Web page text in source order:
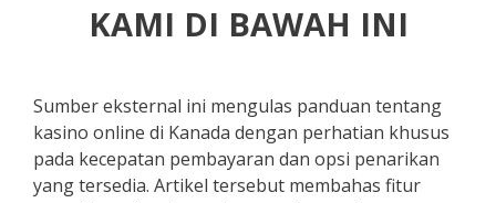
KAMI DI BAWAH INI
Sumber eksternal ini mengulas panduan tentang
kasino online di Kanada dengan perhatian khusus
pada kecepatan pembayaran dan opsi penarikan
yang tersedia. Artikel tersebut membahas fitur